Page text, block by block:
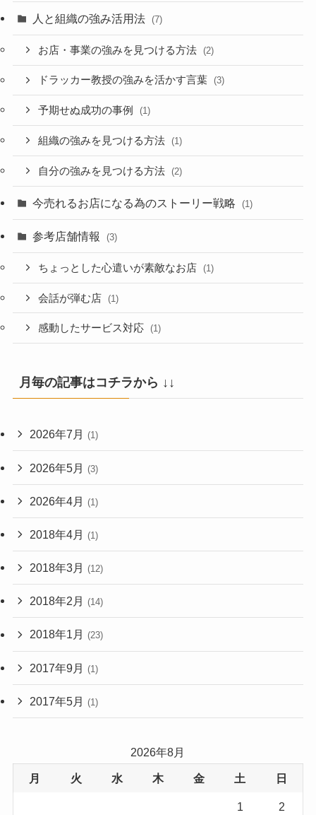
人と組織の強み活用法 (7)
お店・事業の強みを見つける方法 (2)
ドラッカー教授の強みを活かす言葉 (3)
予期せぬ成功の事例 (1)
組織の強みを見つける方法 (1)
自分の強みを見つける方法 (2)
今売れるお店になる為のストーリー戦略 (1)
参考店舗情報 (3)
ちょっとした心遣いが素敵なお店 (1)
会話が弾む店 (1)
感動したサービス対応 (1)
月毎の記事はコチラから ↓↓
2026年7月 (1)
2026年5月 (3)
2026年4月 (1)
2018年4月 (1)
2018年3月 (12)
2018年2月 (14)
2018年1月 (23)
2017年9月 (1)
2017年5月 (1)
2026年8月
月 火 水 木 金 土 日
1 2